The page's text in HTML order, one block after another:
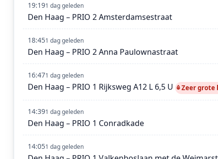
19:191 dag geleden
Den Haag – PRIO 2 Amsterdamsestraat
18:451 dag geleden
Den Haag – PRIO 2 Anna Paulownastraat
16:471 dag geleden
Den Haag – PRIO 1 Rijksweg A12 L 6,5 U Zeer grote
14:391 dag geleden
Den Haag – PRIO 1 Conradkade
14:051 dag geleden